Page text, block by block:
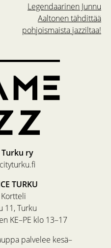
Legendaarinen Junnu
Aaltonen tähdittää
pohjoismaista jazziltaa!
Turku ry
TURKU
11, Turku
KE–PE klo 13–17
palvelee kesä–